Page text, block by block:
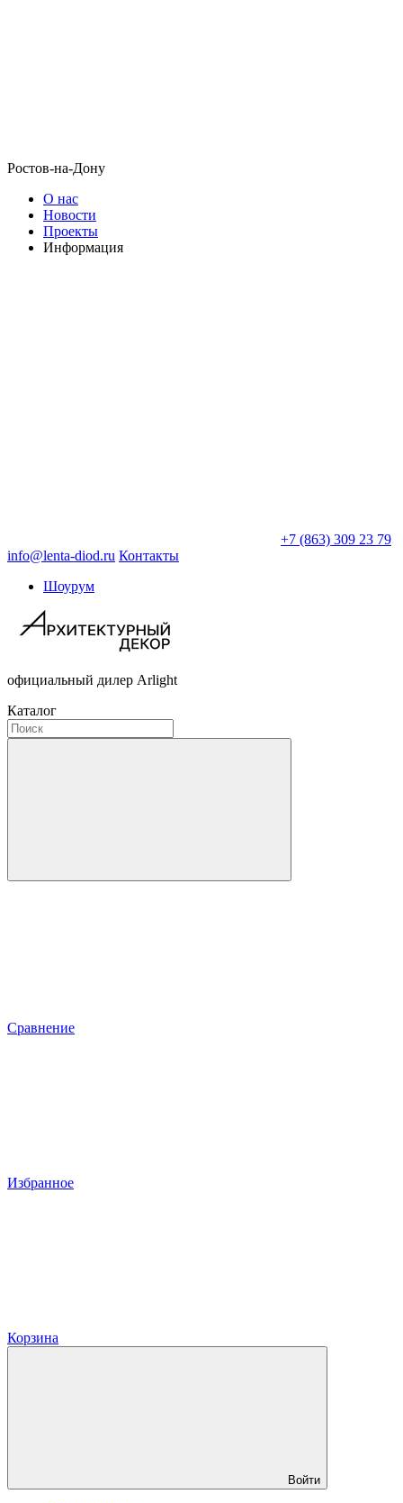
Ростов-на-Дону
О нас
Новости
Проекты
Информация
+7 (863) 309 23 79
info@lenta-diod.ru Контакты
Шоурум
официальный дилер Arlight
Каталог
Сравнение
Избранное
Корзина
Войти